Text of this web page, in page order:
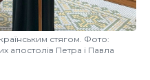
стягом. Фото:
апостолів Петра і Павла